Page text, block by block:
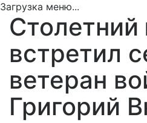
Загрузка меню...
встретил
ветеран
Григорий